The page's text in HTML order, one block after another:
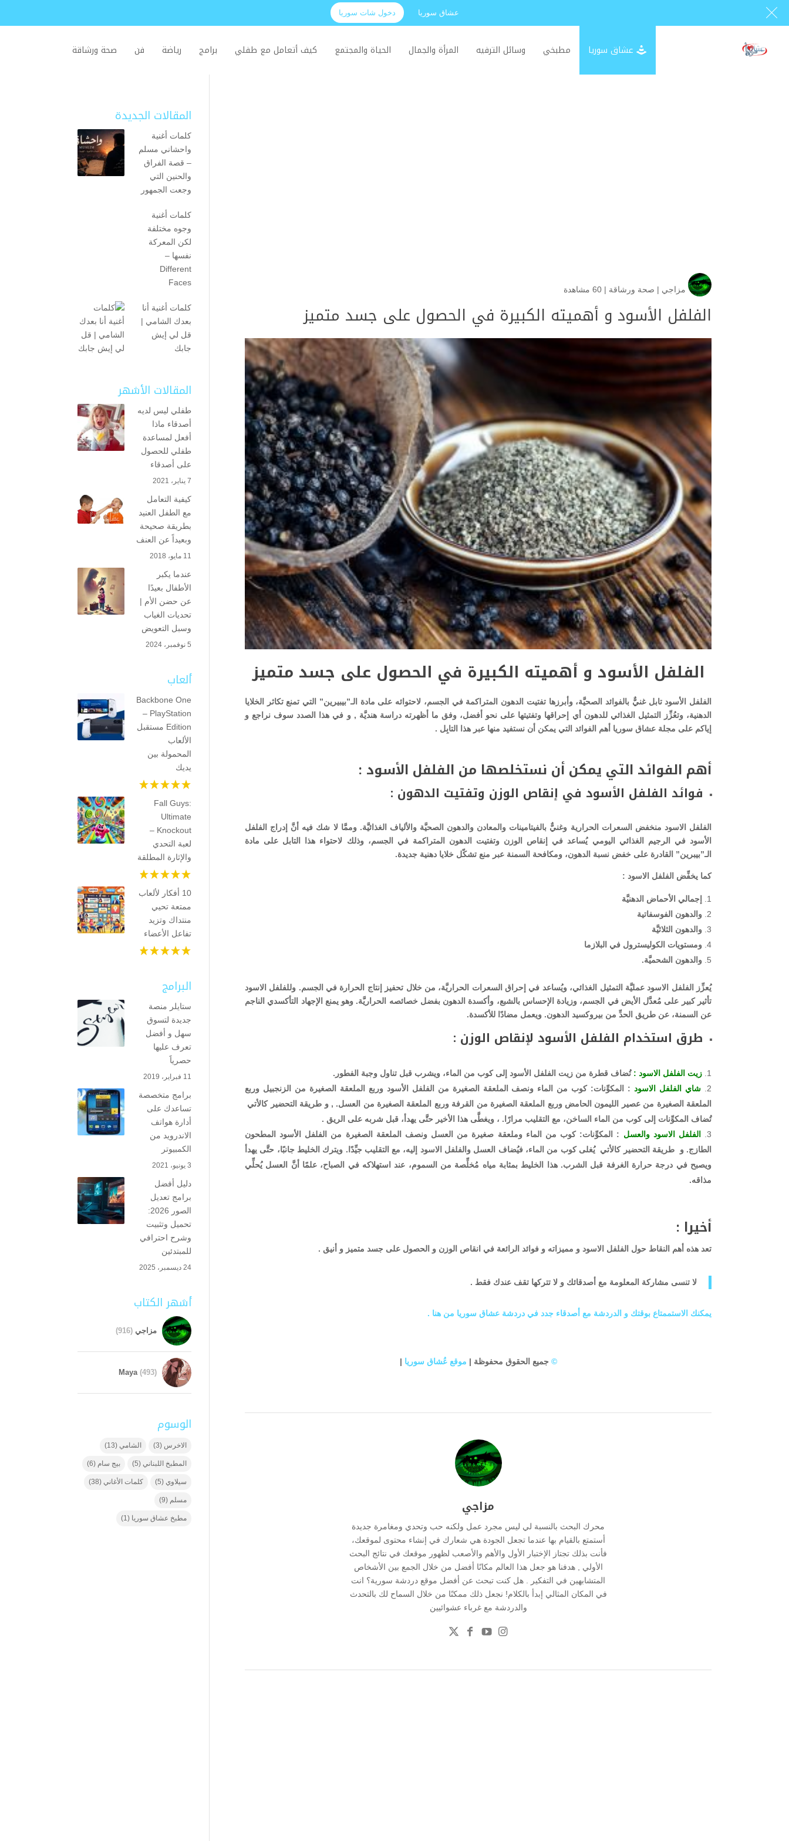
عشاق سوريا دخول شات سوريا
عشاق سوريا مطبخي وسائل الترفيه المرأة والجمال الحياة والمجتمع كيف أتعامل مع طفلي برامج رياضة فن صحة ورشاقة
مزاجي | صحة ورشاقة | 60 مشاهدة
الفلفل الأسود و أهميته الكبيرة في الحصول على جسد متميز
الفلفل الأسود و أهميته الكبيرة في الحصول على جسد متميز
الفلفل الأسود تابل غنيٌّ بالفوائد الصحيَّة، وأبرزها تفتيت الدهون المتراكمة في الجسم، لاحتوائه على مادة الـ”بيبيرين” التي تمنع تكاثر الخلايا
الدهنية، وتعُزِّز التمثيل الغذائي للدهون أي إحراقها وتفتيتها على نحو أفضل، وفق ما أظهرته دراسة هنديَّة , و في هذا الصدد سوف نراجع و
إياكم على مجلة عشاق سوريا أهم الفوائد التي يمكن أن نستفيد منها عبر هذا التابِل .
أهم الفوائد التي يمكن أن نستخلصها من الفلفل الأسود :
فوائد الفلفل الأسود في إنقاص الوزن وتفتيت الدهون :
الفلفل الاسود منخفض السعرات الحرارية وغنيٌّ بالفيتامينات والمعادن والدهون الصحيَّة والألياف الغذائيَّة. وممَّا لا شك فيه أنَّ إدراج الفلفل
الأسود في الرجيم الغذائي اليومي يُساعد في إنقاص الوزن وتفتيت الدهون المتراكمة في الجسم، وذلك لاحتواء هذا التابل على مادة
الـ”بيبرين” القادرة على خفض نسبة الدهون، ومكافحة السمنة عبر منع تشكّل خلايا دهنية جديدة.
كما يخفِّض الفلفل الاسود :
إجمالي الأحماض الدهنيَّة
والدهون الفوسفاتية
والدهون الثلاثيَّة
ومستويات الكوليسترول في البلازما
والدهون الشحميَّة.
يُعزِّز الفلفل الاسود عمليَّة التمثيل الغذائي، ويُساعد في إحراق السعرات الحراريَّة، من خلال تحفيز إنتاج الحرارة في الجسم. وللفلفل الاسود
تأثير كبير على مُعدَّل الأيض في الجسم، وزيادة الإحساس بالشبع، وأكسدة الدهون بفضل خصائصه الحراريَّة. وهو يمنع الإجهاد التأكسدي الناجم
عن السمنة، عن طريق الحدِّ من بيروكسيد الدهون. ويعمل مضادًا للأكسدة.
طرق استخدام الفلفل الأسود لإنقاص الوزن :
زيت الفلفل الاسود : تُضاف قطرة من زيت الفلفل الأسود إلى كوب من الماء، ويشرب قبل تناول وجبة الفطور.
شاي الفلفل الاسود: المكوِّنات: كوب من الماء ونصف الملعقة الصغيرة من الفلفل الأسود وربع الملعقة الصغيرة من الزنجبيل وربع
الملعقة الصغيرة من عصير الليمون الحامض وربع الملعقة الصغيرة من القرفة وربع الملعقة الصغيرة من العسل. , و طريقة التحضير كالأتي
تُضاف المكوِّنات إلى كوب من الماء الساخن، مع التقليب مرارًا. ، ويغطَّى هذا الأخير حتَّى يهدأ، قبل شربه على الريق .
الفلفل الاسود والعسل : المكوِّنات: كوب من الماء وملعقة صغيرة من العسل ونصف الملعقة الصغيرة من الفلفل الأسود المطحون
الطازج. و طريقة التحضير كالأتي يُغلى كوب من الماء، فيُضاف العسل والفلفل الاسود إليه، مع التقليب جيِّدًا. ويترك الخليط جانبًا، حتَّى يهدأ
ويصبح في درجة حرارة الغرفة قبل الشرب. هذا الخليط بمثابة مياه مُخلِّصة من السموم، عند استهلاكه في الصباح، علمًا أنَّ العسل يُحلِّي
مذاقه.
أخيرا :
تعد هذه أهم النقاط حول الفلفل الاسود و مميزاته و فوائد الرائعة في انقاص الوزن و الحصول على جسد متميز و أنيق .
لا تنسى مشاركة المعلومة مع أصدقائك و لا تتركها تقف عندك فقط .
يمكنك الاستممتاع بوقتك و الدردشة مع أصدقاء جدد في دردشة عشاق سوريا من هنا .
© جميع الحقوق محفوظة | موقع عُشاق سوريا |
مزاجي
محرك البحث بالنسبة لي ليس مجرد عمل ولكنه حب وتحدي ومغامرة جديدة
أستمتع بالقيام بها عندما تجعل الجودة هي شعارك في إنشاء محتوى لموقعك،
فأنت بذلك تجتاز الإختبار الأول والأهم والأصعب لظهور موقعك في نتائج البحث
الأولي , هدفنا هو جعل هذا العالم مكانًا أفضل من خلال الجمع بين الأشخاص
المتشابهين في التفكير . هل كنت تبحث عن أفضل موقع دردشة سورية؟ انت
في المكان المثالي إبدأ بالكلام! نجعل ذلك ممكنًا من خلال السماح لك بالتحدث
والدردشة مع غرباء عشوائيين
المقالات الجديدة
كلمات أغنية
واحشاني مسلم
– قصة الفراق
والحنين التي
وجعت الجمهور
كلمات أغنية
وجوه مختلفة
لكن المعركة
نفسها –
Different
Faces
كلمات أغنية أنا
بعدك الشامي |
قل لي إيش
جابك
المقالات الأشهر
طفلي ليس لديه
أصدقاء ماذا
أفعل لمساعدة
طفلي للحصول
على أصدقاء
7 يناير، 2021
كيفية التعامل
مع الطفل العنيد
بطريقة صحيحة
وبعيداً عن العنف
11 مايو، 2018
عندما يكبر
الأطفال بعيدًا
عن حضن الأم |
تحديات الغياب
وسبل التعويض
5 نوفمبر، 2024
ألعاب
Backbone One
– PlayStation
Edition مستقبل
الألعاب
المحمولة بين
يديك
Fall Guys:
Ultimate
Knockout –
لعبة التحدي
والإثارة المطلقة
10 أفكار لألعاب
ممتعة تحيي
منتداك وتزيد
تفاعل الأعضاء
البرامج
ستايلر منصة
جديدة لتسوق
سهل و أفضل
تعرف عليها
حصرياََ
11 فبراير، 2019
برامج متخصصة
تساعدك على
أدارة هواتف
الاندرويد من
الكمبيوتر
3 يونيو، 2021
دليل أفضل
برامج تعديل
الصور 2026:
تحميل وتثبيت
وشرح احترافي
للمبتدئين
24 ديسمبر، 2025
أشهر الكتاب
مزاجي (916)
Maya (493)
الوسوم
الاخرس (3) الشامي (13)
المطبخ اللبناني (5) بيج سام (6)
سيلاوي (5) كلمات الأغاني (38)
مسلم (9)
مطبخ عشاق سوريا (1)